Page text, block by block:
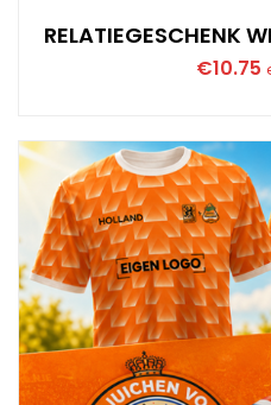
RELATIEGESCHENK
€10.75